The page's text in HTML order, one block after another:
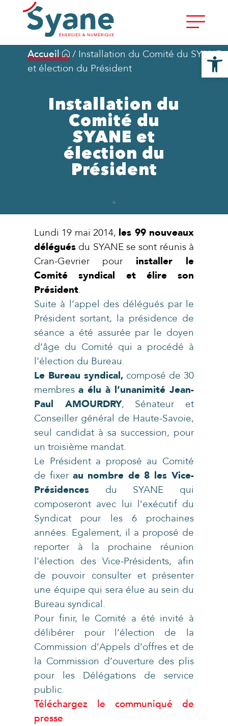
Accueil / Installation du Comité du SYANE
et élection du Président
Installation du
Comité du
SYANE et
élection du
Président
Lundi 19 mai 2014, les 99 nouveaux
délégués du SYANE se sont réunis à
Cran-Gevrier pour installer le
Comité syndical et élire son
Président.
Suite à l’appel des délégués par le
Président sortant, la présidence de
séance a été assurée par le doyen
d’âge du Comité qui a procédé à
l’élection du Bureau.
Le Bureau syndical, composé de 30
membresa élu à l’unanimité Jean-
Paul AMOURDRY, Sénateur et
Conseiller général de Haute-Savoie,
seul candidat à sa succession, pour
un troisième mandat.
Le Président a proposé au Comité
de fixer au nombre de 8 les Vice-
Présidences du SYANE qui
composeront avec lui l’exécutif du
Syndicat pour les 6 prochaines
années. Egalement, il a proposé de
reporter à la prochaine réunion
l’élection des Vice-Présidents, afin
de pouvoir consulter et présenter
une équipe qui sera élue au sein du
Bureau syndical.
Pour finir, le Comité a été invité à
délibérer pour l’élection de la
Commission d’Appels d’offres et de
la Commission d’ouverture des plis
pour les Délégations de service
public.
Téléchargez le communiqué de
presse
Ouvrir